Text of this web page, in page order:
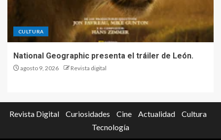
CULTURA
National Geographic presenta el tráiler de León.
agosto 9, 2026 Revista digital
Revista Digital Curiosidades Cine Actualidad
Cultura
Tecnología